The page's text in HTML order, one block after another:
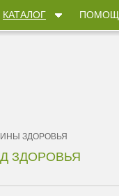
КАТАЛОГ
ЗДОРОВЬЯ
ЗДОРОВЬЯ